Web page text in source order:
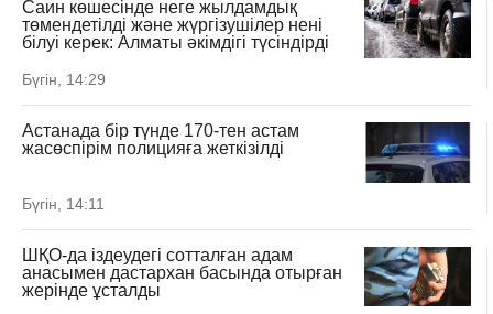
Саин көшесінде неге жылдамдық
төмендетілді және жүргізушілер нені
білуі керек: Алматы әкімдігі түсіндірді
Бүгін, 14:29
Астанада бір түнде 170-тен астам
жасөспірім полицияға жеткізілді
Бүгін, 14:11
ШҚО-да іздеудегі сотталған адам
анасымен дастархан басында отырған
жерінде ұсталды